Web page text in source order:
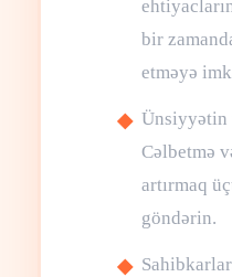
bir
etməyə
Cəlbetmə
artırmaq
göndərin.